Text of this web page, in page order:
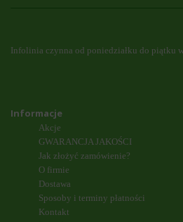
Infolinia czynna od poniedziałku do piątku
Informacje
Akcje
GWARANCJA JAKOŚCI
Jak złożyć zamówienie?
O firmie
Dostawa
Sposoby i terminy płatności
Kontakt